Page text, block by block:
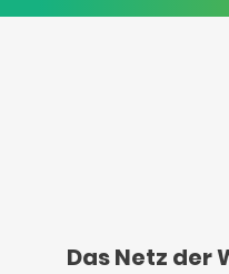
Das Netz der